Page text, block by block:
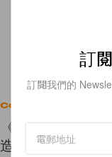
Celebrities
《黑暗榮耀》睿
造型照氣場更不
訂
訂閱我們的